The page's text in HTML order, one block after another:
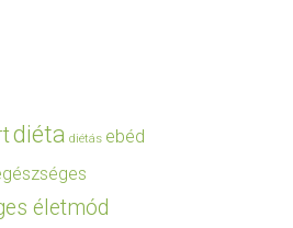
diéta diétás ebéd
életmód